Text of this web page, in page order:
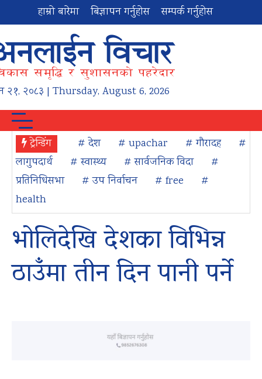
हाम्रो बारेमा बिज्ञापन गर्नुहोस सम्पर्क गर्नुहोस
२१, २०८३ | Thursday, August 6, 2026
ट्रेन्डिंग # देश # upachar # गौरादह
#
लागुपदार्थ
# स्वास्थ्य # सार्वजनिक विदा
#
प्रतिनिधिसभा
# उप निर्वाचन # free
#
health
भोलिदेखि देशका विभिन्न
ठाउँमा तीन दिन पानी पर्ने